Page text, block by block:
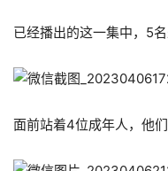
已经播出的这一集中，5
面前站着4位成年人，他